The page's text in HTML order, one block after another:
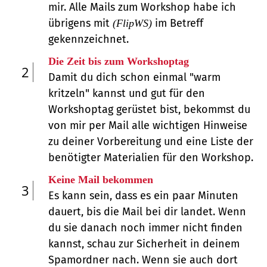
mir. Alle Mails zum Workshop habe ich
übrigens mit (FlipWS) im Betreff
gekennzeichnet.
2
Die Zeit bis zum Workshoptag
Damit du dich schon einmal "warm
kritzeln" kannst und gut für den
Workshoptag gerüstet bist, bekommst du
von mir per Mail alle wichtigen Hinweise
zu deiner Vorbereitung und eine Liste der
benötigter Materialien für den Workshop.
3
Keine Mail bekommen
Es kann sein, dass es ein paar Minuten
dauert, bis die Mail bei dir landet. Wenn
du sie danach noch immer nicht finden
kannst, schau zur Sicherheit in deinem
Spamordner nach. Wenn sie auch dort